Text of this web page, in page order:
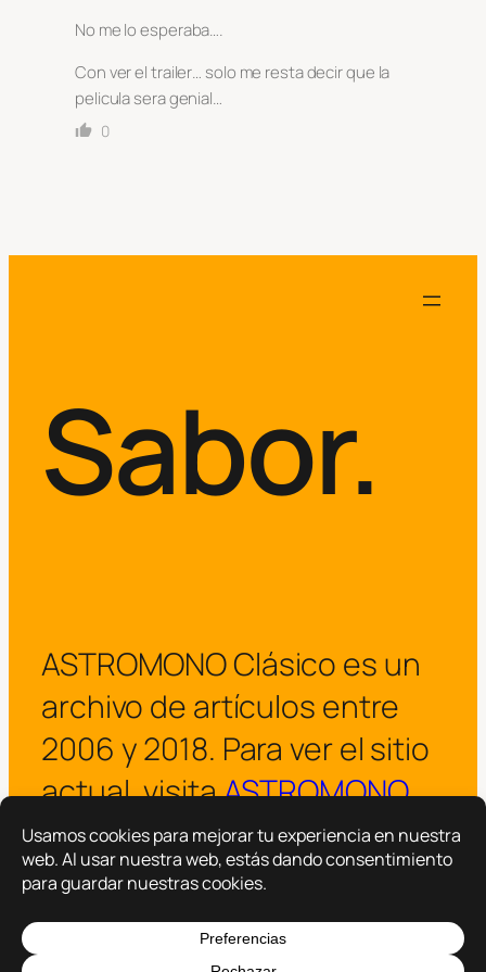
No me lo esperaba….
Con ver el trailer… solo me resta decir que la
pelicula sera genial…
0
Sabor.
ASTROMONO Clásico es un
archivo de artículos entre
2006 y 2018. Para ver el sitio
actual, visitaASTROMONO.
¡Visitar ASTROMONO ya!
Copyright © 2025 –ASTROMONO Hazlo por familia.